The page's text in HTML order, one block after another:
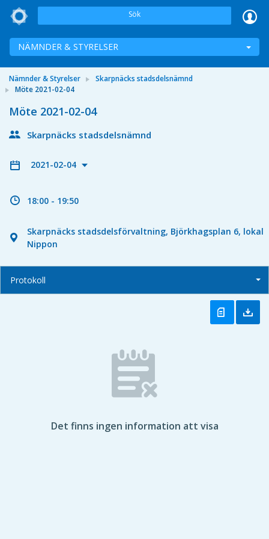
Sök
NÄMNDER & STYRELSER
Nämnder & Styrelser
Skarpnäcks stadsdelsnämnd
Möte 2021-02-04
Möte 2021-02-04
Skarpnäcks stadsdelsnämnd
2021-02-04
18:00 - 19:50
Skarpnäcks stadsdelsförvaltning, Björkhagsplan 6, lokal
Nippon
Protokoll
Det finns ingen information att visa